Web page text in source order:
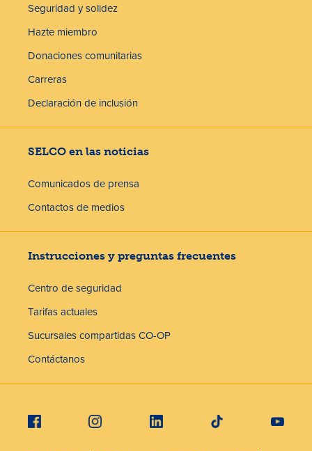
Seguridad y solidez
Hazte miembro
Donaciones comunitarias
Carreras
Declaración de inclusión
SELCO en las noticias
Comunicados de prensa
Contactos de medios
Instrucciones y preguntas frecuentes
Centro de seguridad
Tarifas actuales
Sucursales compartidas CO-OP
Contáctanos